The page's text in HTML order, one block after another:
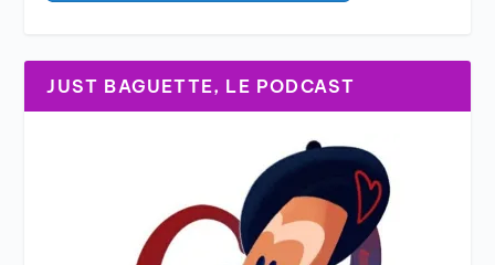
JUST BAGUETTE, LE PODCAST